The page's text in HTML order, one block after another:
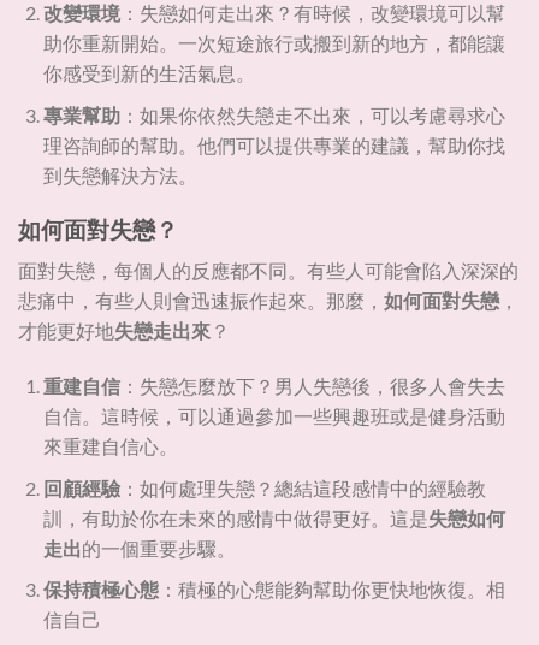
改變環境：失戀如何走出來？有時候，改變環境可以幫
助你重新開始。一次短途旅行或搬到新的地方，都能讓
你感受到新的生活氣息。
專業幫助：如果你依然失戀走不出來，可以考慮尋求心
理咨詢師的幫助。他們可以提供專業的建議，幫助你找
到失戀解決方法。
如何面對失戀？
面對失戀，每個人的反應都不同。有些人可能會陷入深深的
悲痛中，有些人則會迅速振作起來。那麼， 如何面對失戀，
才能更好地失戀走出來 ？
重建自信：失戀怎麼放下？男人失戀後，很多人會失去
自信。這時候，可以通過參加一些興趣班或是健身活動
來重建自信心。
回顧經驗：如何處理失戀？總結這段感情中的經驗教
訓，有助於你在未來的感情中做得更好。這是失戀如何
走出的一個重要步驟。
保持積極心態：積極的心態能夠幫助你更快地恢復。相
信自己